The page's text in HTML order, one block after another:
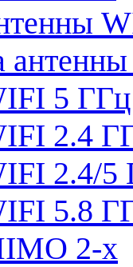
5 ГГц
2.4
2.4/5
5.8
2-x